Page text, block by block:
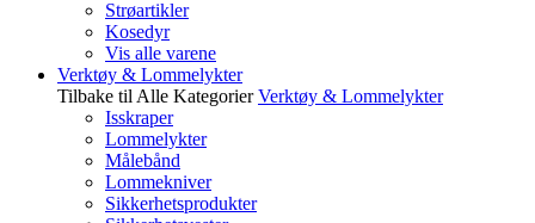
Strøartikler
Kosedyr
Vis alle varene
Verktøy & Lommelykter
Tilbake til Alle Kategorier Verktøy & Lommelykter
Isskraper
Lommelykter
Målebånd
Lommekniver
Sikkerhetsprodukter